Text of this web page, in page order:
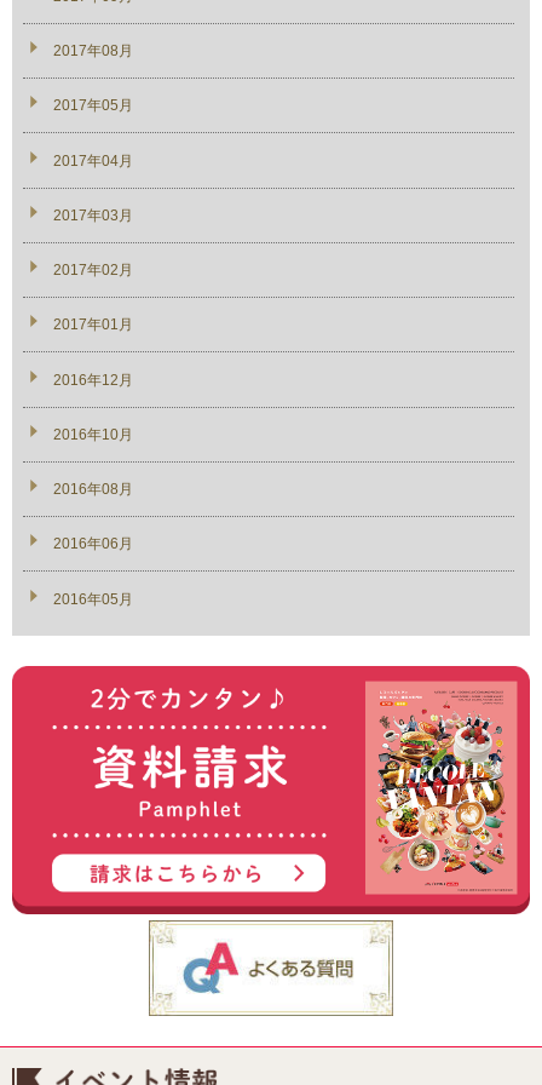
2017年08月
2017年05月
2017年04月
2017年03月
2017年02月
2017年01月
2016年12月
2016年10月
2016年08月
2016年06月
2016年05月